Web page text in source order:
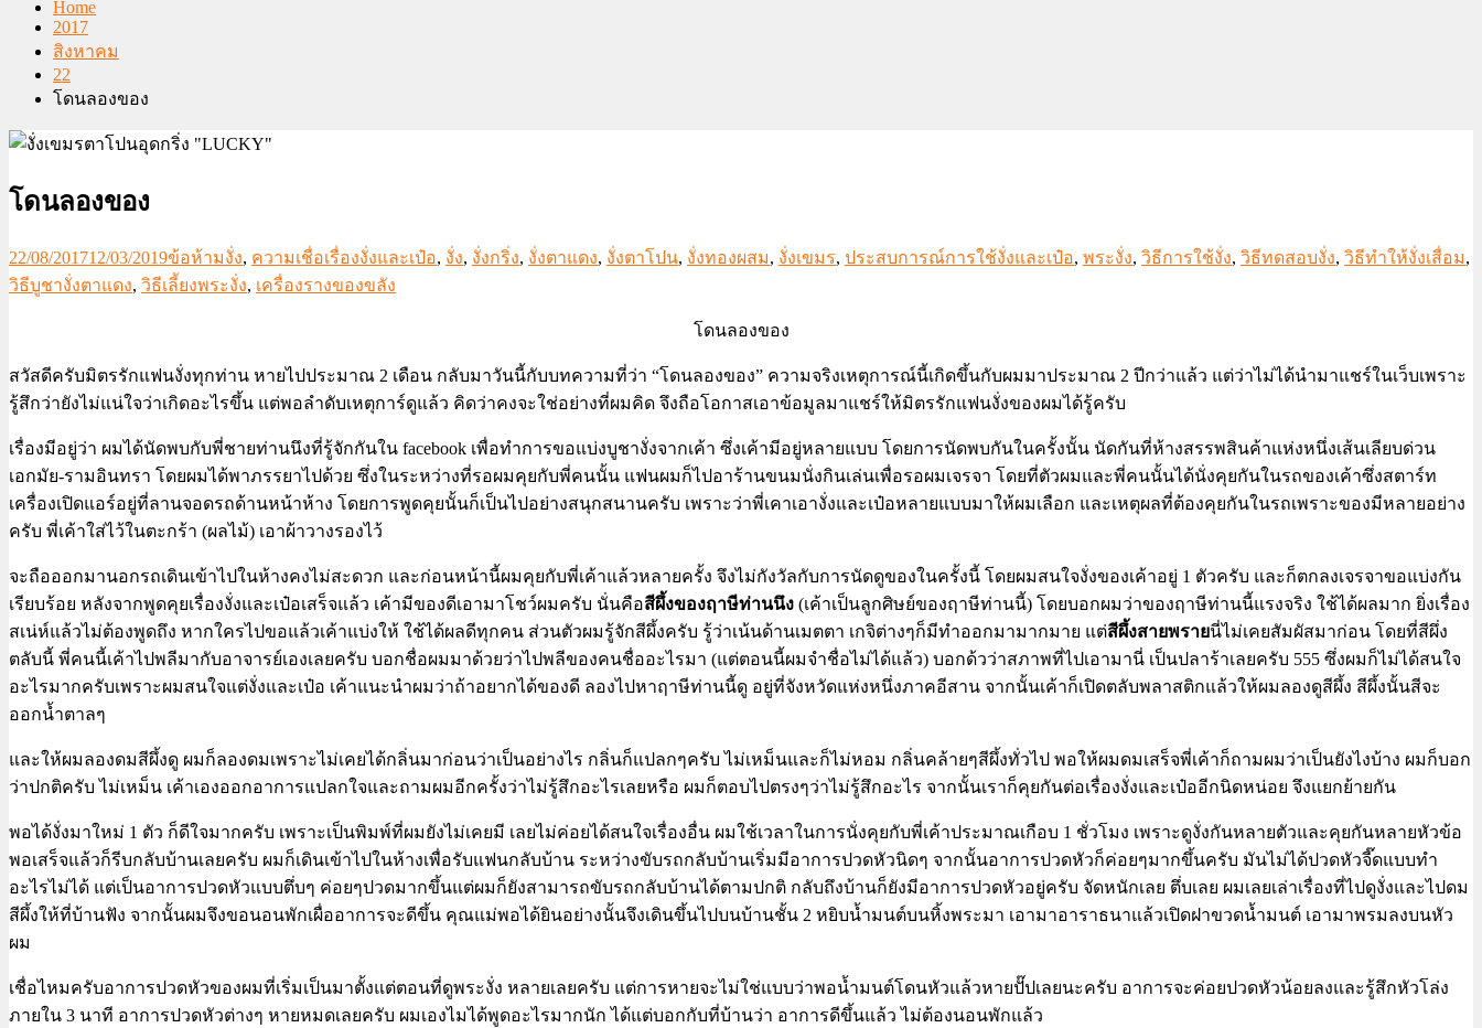
Home
2017
สิงหาคม
22
โดนลองของ
โดนลองของ
22/08/201712/03/2019ข้อห้ามงั่ง, ความเชื่อเรื่องงั่งและเป๋อ, งั่ง, งั่งกริ่ง, งั่งตาแดง, งั่งตาโปน, งั่งทองผสม, งั่งเขมร, ประสบการณ์การใช้งั่งและเป๋อ, พระงั่ง, วิธีการใช้งั่ง, วิธีทดสอบงั่ง, วิธีทำให้งั่งเสื่อม,
วิธีบูชางั่งตาแดง, วิธีเลี้ยงพระงั่ง, เครื่องรางของขลัง
โดนลองของ
สวัสดีครับมิตรรักแฟนงั่งทุกท่าน หายไปประมาณ 2 เดือน กลับมาวันนี้กับบทความที่ว่า “โดนลองของ” ความจริงเหตุการณ์นี้เกิดขึ้นกับผมมาประมาณ 2 ปีกว่าแล้ว แต่ว่าไม่ได้นำมาแชร์ในเว็บเพราะ
รู้สึกว่ายังไม่แน่ใจว่าเกิดอะไรขึ้น แต่พอลำดับเหตุการ์ดูแล้ว คิดว่าคงจะใช่อย่างที่ผมคิด จึงถือโอกาสเอาข้อมูลมาแชร์ให้มิตรรักแฟนงั่งของผมได้รู้ครับ
เรื่องมีอยู่ว่า ผมได้นัดพบกับพี่ชายท่านนึงที่รู้จักกันใน facebook เพื่อทำการขอแบ่งบูชางั่งจากเค้า ซึ่งเค้ามีอยู่หลายแบบ โดยการนัดพบกันในครั้งนั้น นัดกันที่ห้างสรรพสินค้าแห่งหนึ่งเส้นเลียบด่วน
เอกมัย-รามอินทรา โดยผมได้พาภรรยาไปด้วย ซึ่งในระหว่างที่รอผมคุยกับพี่คนนั้น แฟนผมก็ไปอาร้านขนมนั่งกินเล่นเพื่อรอผมเจรจา โดยที่ตัวผมและพี่คนนั้นได้นั่งคุยกันในรถของเค้าซึ่งสตาร์ท
เครื่องเปิดแอร์อยู่ที่ลานจอดรถด้านหน้าห้าง โดยการพูดคุยนั้นก็เป็นไปอย่างสนุกสนานครับ เพราะว่าพี่เคาเอางั่งและเป๋อหลายแบบมาให้ผมเลือก และเหตุผลที่ต้องคุยกันในรถเพราะของมีหลายอย่าง
ครับ พี่เค้าใส่ไว้ในตะกร้า (ผลไม้) เอาผ้าวางรองไว้
จะถือออกมานอกรถเดินเข้าไปในห้างคงไม่สะดวก และก่อนหน้านี้ผมคุยกับพี่เค้าแล้วหลายครั้ง จึงไม่กังวัลกับการนัดดูของในครั้งนี้ โดยผมสนใจงั่งของเค้าอยู่ 1 ตัวครับ และก็ตกลงเจรจาขอแบ่งกัน
เรียบร้อย หลังจากพูดคุยเรื่องงั่งและเป๋อเสร็จแล้ว เค้ามีของดีเอามาโชว์ผมครับ นั่นคือสีผึ้งของฤาษีท่านนึง (เค้าเป็นลูกศิษย์ของฤาษีท่านนี้) โดยบอกผมว่าของฤาษีท่านนี้แรงจริง ใช้ได้ผลมาก ยิ่งเรื่อง
สเน่ห์แล้วไม่ต้องพูดถึง หากใครไปขอแล้วเค้าแบ่งให้ ใช้ได้ผลดีทุกคน ส่วนตัวผมรู้จักสีผึ้งครับ รู้ว่าเน้นด้านเมตตา เกจิต่างๆก็มีทำออกมามากมาย แต่สีผึ้งสายพรายนี่ไม่เคยสัมผัสมาก่อน โดยที่สีผึ่ง
ตลับนี้ พี่คนนี้เค้าไปพลีมากับอาจารย์เองเลยครับ บอกชื่อผมมาด้วยว่าไปพลีของคนชื่ออะไรมา (แต่ตอนนี้ผมจำชื่อไม่ได้แล้ว) บอกด้วว่าสภาพที่ไปเอามานี่ เป็นปลาร้าเลยครับ 555 ซึ่งผมก็ไม่ได้สนใจ
อะไรมากครับเพราะผมสนใจแต่งั่งและเป๋อ เค้าแนะนำผมว่าถ้าอยากได้ของดี ลองไปหาฤาษีท่านนี้ดู อยู่ที่จังหวัดแห่งหนึ่งภาคอีสาน จากนั้นเค้าก็เปิดตลับพลาสติกแล้วให้ผมลองดูสีผึ้ง สีผึ้งนั้นสีจะ
ออกน้ำตาลๆ
และให้ผมลองดมสีผึ้งดู ผมก็ลองดมเพราะไม่เคยได้กลิ่นมาก่อนว่าเป็นอย่างไร กลิ่นก็แปลกๆครับ ไม่เหม็นและก็ไม่หอม กลิ่นคล้ายๆสีผึ้งทั่วไป พอให้ผมดมเสร็จพี่เค้าก็ถามผมว่าเป็นยังไงบ้าง ผมก็บอก
ว่าปกติครับ ไม่เหม็น เค้าเองออกอาการแปลกใจและถามผมอีกครั้งว่าไม่รู้สึกอะไรเลยหรือ ผมก็ตอบไปตรงๆว่าไม่รู้สึกอะไร จากนั้นเราก็คุยกันต่อเรื่องงั่งและเป๋ออีกนิดหน่อย จึงแยกย้ายกัน
พอได้งั่งมาใหม่ 1 ตัว ก็ดีใจมากครับ เพราะเป็นพิมพ์ที่ผมยังไม่เคยมี เลยไม่ค่อยได้สนใจเรื่องอื่น ผมใช้เวลาในการนั่งคุยกับพี่เค้าประมาณเกือบ 1 ชั่วโมง เพราะดูงั่งกันหลายตัวและคุยกันหลายหัวข้อ
พอเสร็จแล้วก็รีบกลับบ้านเลยครับ ผมก็เดินเข้าไปในห้างเพื่อรับแฟนกลับบ้าน ระหว่างขับรถกลับบ้านเริ่มมีอาการปวดหัวนิดๆ จากนั้นอาการปวดหัวก็ค่อยๆมากขึ้นครับ มันไม่ได้ปวดหัวจี๊ดแบบทำ
อะไรไม่ได้ แต่เป็นอาการปวดหัวแบบตึ่บๆ ค่อยๆปวดมากขึ้นแต่ผมก็ยังสามารถขับรถกลับบ้านได้ตามปกติ กลับถึงบ้านก็ยังมีอาการปวดหัวอยู่ครับ จัดหนักเลย ตึ่บเลย ผมเลยเล่าเรื่องที่ไปดูงั่งและไปดม
สีผึ้งให้ที่บ้านฟัง จากนั้นผมจึงขอนอนพักเผื่ออาการจะดีขึ้น คุณแม่พอได้ยินอย่างนั้นจึงเดินขึ้นไปบนบ้านชั้น 2 หยิบน้ำมนต์บนหิ้งพระมา เอามาอาราธนาแล้วเปิดฝาขวดน้ำมนต์ เอามาพรมลงบนหัว
ผม
เชื่อไหมครับอาการปวดหัวของผมที่เริ่มเป็นมาตั้งแต่ตอนที่ดูพระงั่ง หลายเลยครับ แต่การหายจะไม่ใช่แบบว่าพอน้ำมนต์โดนหัวแล้วหายปั๊ปเลยนะครับ อาการจะค่อยปวดหัวน้อยลงและรู้สึกหัวโล่ง
ภายใน 3 นาที อาการปวดหัวต่างๆ หายหมดเลยครับ ผมเองไมได้พูดอะไรมากนัก ได้แต่บอกกับที่บ้านว่า อาการดีขึ้นแล้ว ไม่ต้องนอนพักแล้ว